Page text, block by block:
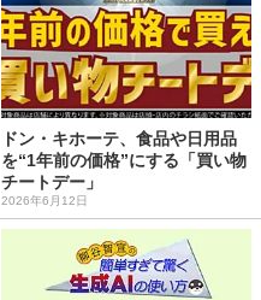
ドン・キホーテ、食品や日用品
を“1年前の価格”にする「買い物
チートデー」
2026年6月12日